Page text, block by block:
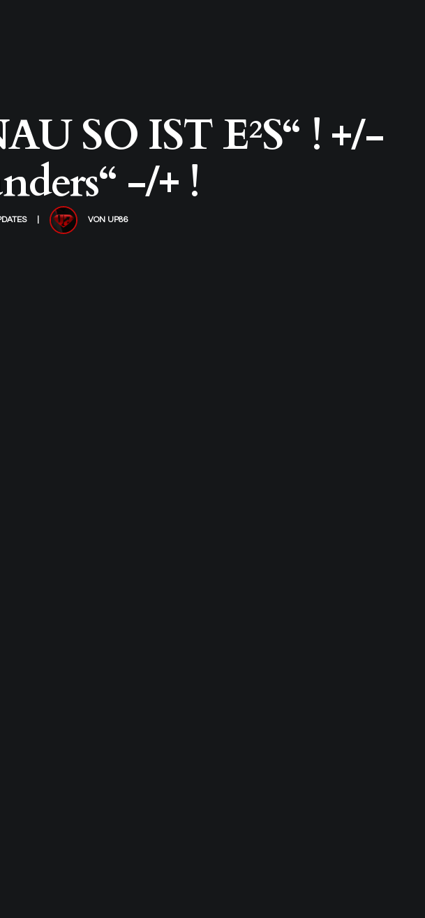
SO IST E²S“ ! +/-
-/+ !
VON UP86